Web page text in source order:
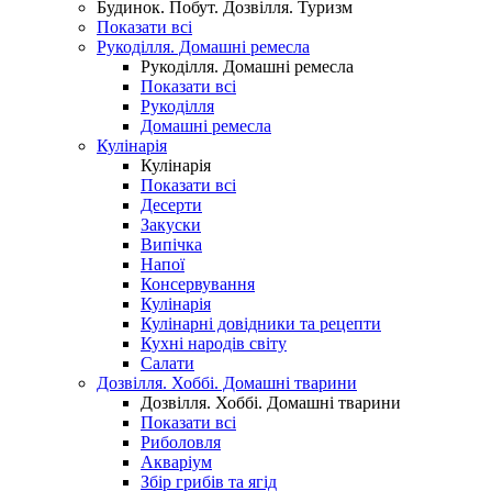
Будинок. Побут. Дозвілля. Туризм
Показати всі
Рукоділля. Домашні ремесла
Рукоділля. Домашні ремесла
Показати всі
Рукоділля
Домашні ремесла
Кулінарія
Кулінарія
Показати всі
Десерти
Закуски
Випічка
Напої
Консервування
Кулінарія
Кулінарні довідники та рецепти
Кухні народів світу
Салати
Дозвілля. Хоббі. Домашні тварини
Дозвілля. Хоббі. Домашні тварини
Показати всі
Риболовля
Акваріум
Збір грибів та ягід